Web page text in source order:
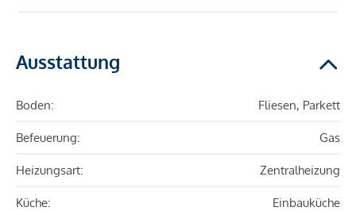
Ausstattung
Boden: Fliesen, Parkett
Befeuerung: Gas
Heizungsart: Zentralheizung
Küche: Einbauküche